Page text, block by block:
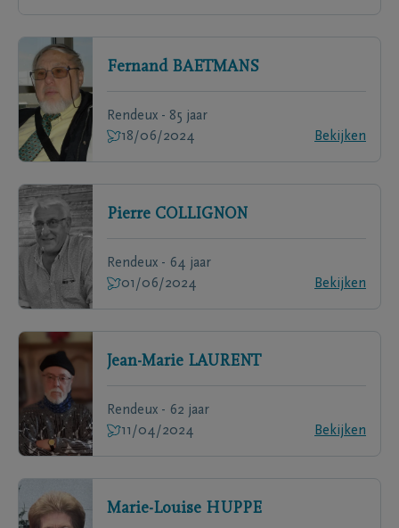
Fernand BAETMANS
Rendeux - 85 jaar
18/06/2024
Bekijken
Pierre COLLIGNON
Rendeux - 64 jaar
01/06/2024
Bekijken
Jean-Marie LAURENT
Rendeux - 62 jaar
11/04/2024
Bekijken
Marie-Louise HUPPE